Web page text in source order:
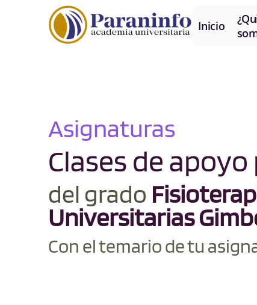
Inicio
Asignaturas
Clases de apoyo
del grado
Universitarias
Con el temario de tu